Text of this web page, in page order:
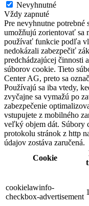
Nevyhnutné
Vždy zapnuté
Pre nevyhnutne
umožňujú zorientovať sa
používať funkcie podľa
nedokázali zabezpečiť
predchádzajúcej činnosti
súborov cookie. Tieto
Center AG, preto sa
Používajú sa iba vtedy,
zvyčajne sa vymažú po
zabezpečenie
vstupujete z mobilného
veľký objem dát. Súbory
protokolu stránok z http
údajov zostáva zaručená.
Cookie
cookielawinfo-
checkbox-advertisement